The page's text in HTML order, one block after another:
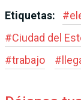
Etiquetas: #
#Ciudad del
#trabajo #